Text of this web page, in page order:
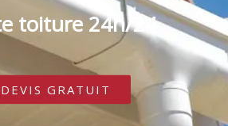
toiture 24h/24
GRATUIT